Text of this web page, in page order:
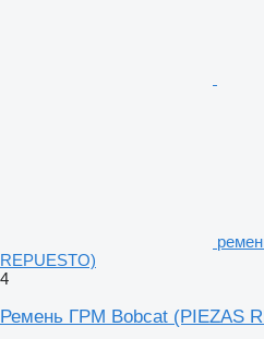
REPUESTO)
4
Ремень ГРМ Bobcat (PIEZAS